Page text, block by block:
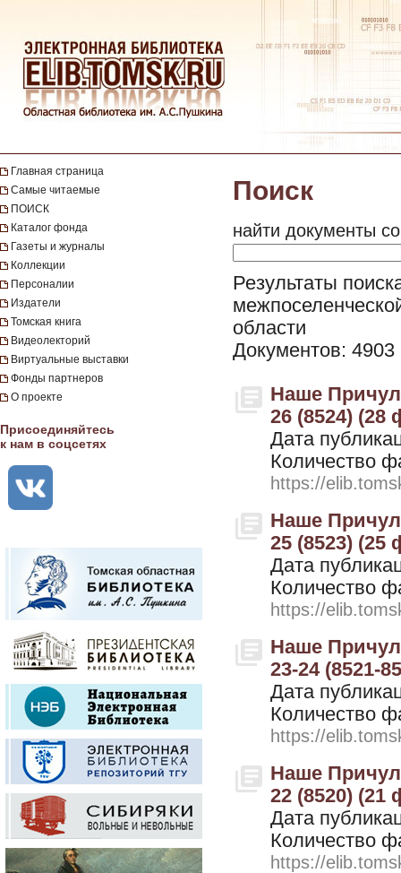
Главная страница
Самые читаемые
ПОИСК
Каталог фонда
Газеты и журналы
Коллекции
Персоналии
Издатели
Томская книга
Видеолекторий
Виртуальные выставки
Фонды партнеров
О проекте
Присоединяйтесь
к нам в соцсетях
Поиск
найти документы
Результаты
области
Документов: 4903
Наше
26 (8524) (28
Дата
Количество
https://
Наше
25 (8523) (25
Дата
Количество
https://
Наше
23-24 (8521-
Дата
Количество
https://
Наше
22 (8520) (21
Дата
Количество
https://